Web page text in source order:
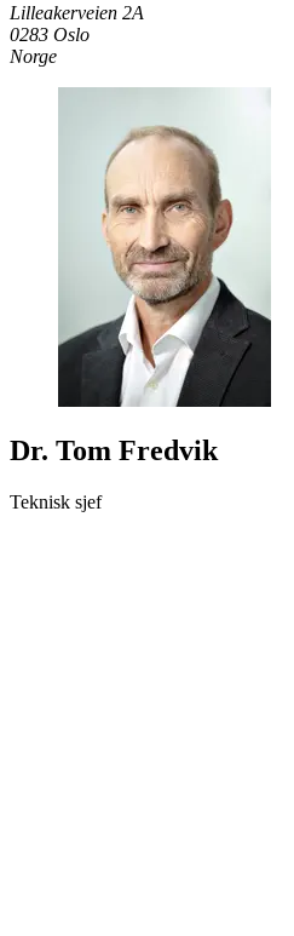
Lilleakerveien 2A
0283 Oslo
Norge
Dr. Tom Fredvik
Teknisk sjef